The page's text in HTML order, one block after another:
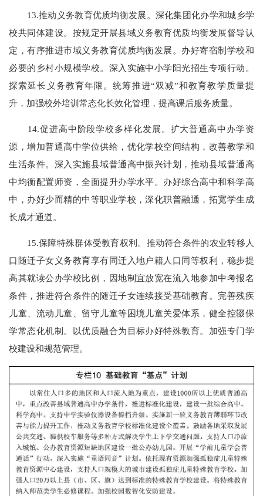
13.推动义务教育优质均衡发展。深化集团化办学和城乡学
校共同体建设。按规定开展县域义务教育优质均衡发展督导认
定，有序推进市域义务教育优质均衡发展。办好寄宿制学校和
必要的乡村小规模学校。深入实施中小学阳光招生专项行动。
探索延长义务教育年限。统筹推进“双减”和教育教学质量提
升，加强校外培训常态化长效化管理，提高课后服务质量。
14.促进高中阶段学校多样化发展。扩大普通高中办学资
源，增加普通高中学位供给，优化学校空间结构，改善教学和
生活条件。深入实施县域普通高中振兴计划，推动县域普通高
中均衡配置师资，全面提升办学水平。办好综合高中和科学高
中，办好少而精的中等职业学校，深化职普融通，拓宽学生成
长成才通道。
15.保障特殊群体受教育权利。推动符合条件的农业转移人
口随迁子女义务教育享有同迁入地户籍人口同等权利，稳步提
高其就读公办学校比例，因地制宜放宽在流入地参加中考报名
条件，推进符合条件的随迁子女连续接受基础教育。完善残疾
儿童、流动儿童、留守儿童等困境儿童关爱体系，健全控辍保
学常态化机制。以优质融合为目标办好特殊教育。加强专门学
校建设和规范管理。